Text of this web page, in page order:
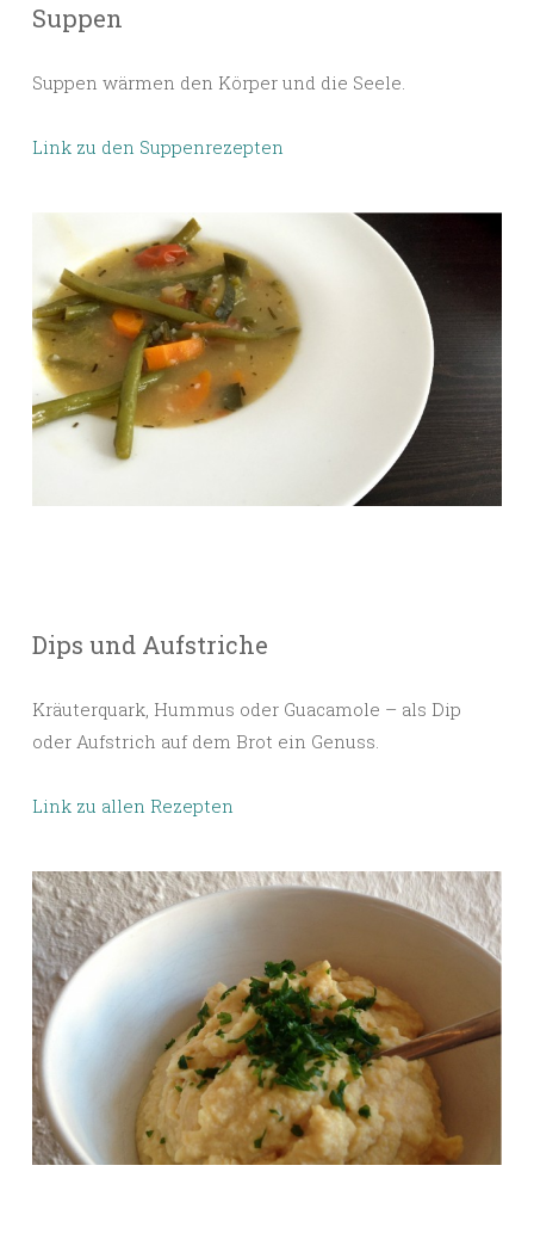
Suppen
Suppen wärmen den Körper und die Seele.
Link zu den Suppenrezepten
Dips und Aufstriche
Kräuterquark, Hummus oder Guacamole – als Dip
oder Aufstrich auf dem Brot ein Genuss.
Link zu allen Rezepten